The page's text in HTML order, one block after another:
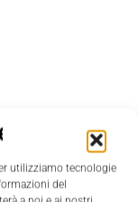
utilizziamo tecnologie
del